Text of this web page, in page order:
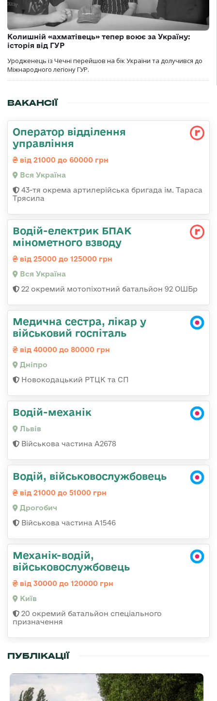
Колишній «ахматівець» тепер воює за Україну:
історія від ГУР
Уродженець із Чечні перейшов на бік України та долучився до
Міжнародного легіону ГУР.
ВАКАНСІЇ
Оператор відділення
управління
від 21000 до 60000 грн
Вся Україна
43-тя окрема артилерійська бригада ім. Тараса
Трясила
Водій-електрик БПАК
мінометного взводу
від 25000 до 125000 грн
Вся Україна
22 окремий мотопіхотний батальйон 92 ОШБр
Медична сестра, лікар у
військовий госпіталь
від 40000 до 80000 грн
Дніпро
Новокодацький РТЦК та СП
Водій-механік
Львів
Військова частина А2678
Водій, військовослужбовець
від 21000 до 51000 грн
Дрогобич
Військова частина А1546
Механік-водій,
військовослужбовець
від 30000 до 120000 грн
Київ
20 окремий батальйон спеціального
призначення
ПУБЛІКАЦІЇ